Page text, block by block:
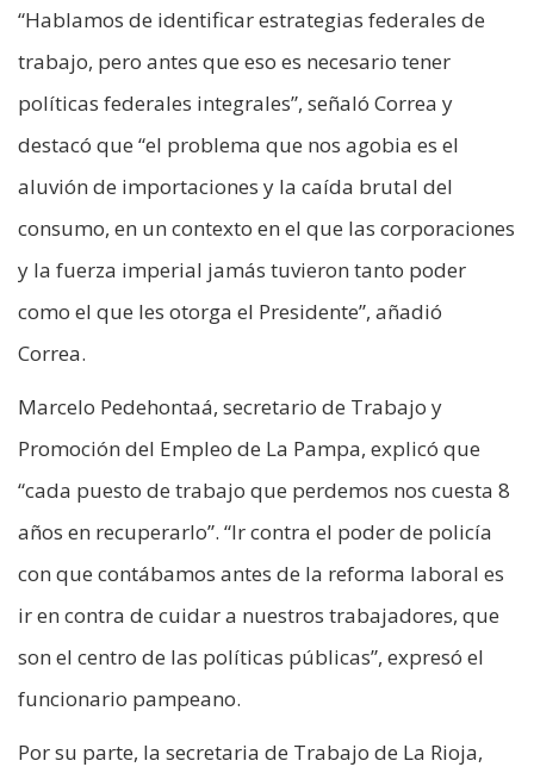
“Hablamos de identificar estrategias federales de
trabajo, pero antes que eso es necesario tener
políticas federales integrales”, señaló Correa y
destacó que “el problema que nos agobia es el
aluvión de importaciones y la caída brutal del
consumo, en un contexto en el que las corporaciones
y la fuerza imperial jamás tuvieron tanto poder
como el que les otorga el Presidente”, añadió
Correa.
Marcelo Pedehontaá, secretario de Trabajo y
Promoción del Empleo de La Pampa, explicó que
“cada puesto de trabajo que perdemos nos cuesta 8
años en recuperarlo”. “Ir contra el poder de policía
con que contábamos antes de la reforma laboral es
ir en contra de cuidar a nuestros trabajadores, que
son el centro de las políticas públicas”, expresó el
funcionario pampeano.
Por su parte, la secretaria de Trabajo de La Rioja,